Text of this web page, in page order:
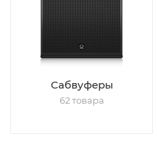
Сабвуферы
62 товара